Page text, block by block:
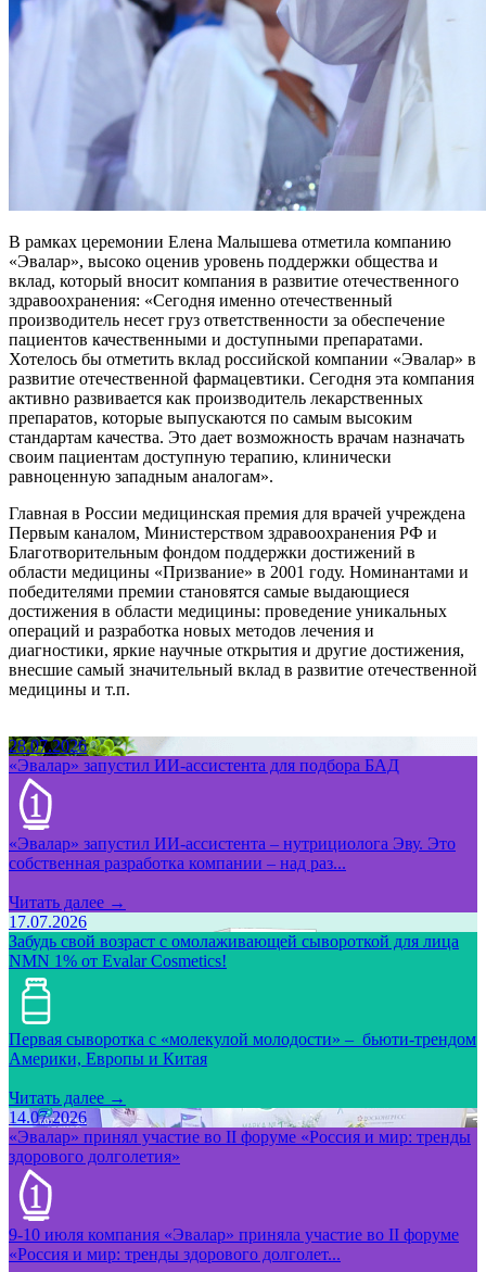
В рамках церемонии Елена Малышева отметила компанию
«Эвалар», высоко оценив уровень поддержки общества и
вклад, который вносит компания в развитие отечественного
здравоохранения: «Сегодня именно отечественный
производитель несет груз ответственности за обеспечение
пациентов качественными и доступными препаратами.
Хотелось бы отметить вклад российской компании «Эвалар» в
развитие отечественной фармацевтики. Сегодня эта компания
активно развивается как производитель лекарственных
препаратов, которые выпускаются по самым высоким
стандартам качества. Это дает возможность врачам назначать
своим пациентам доступную терапию, клинически
равноценную западным аналогам».
Главная в России медицинская премия для врачей учреждена
Первым каналом, Министерством здравоохранения РФ и
Благотворительным фондом поддержки достижений в
области медицины «Призвание» в 2001 году. Номинантами и
победителями премии становятся самые выдающиеся
достижения в области медицины: проведение уникальных
операций и разработка новых методов лечения и
диагностики, яркие научные открытия и другие достижения,
внесшие самый значительный вклад в развитие отечественной
медицины и т.п.
28.07.2026
«Эвалар» запустил ИИ-ассистента для подбора БАД
«Эвалар» запустил ИИ-ассистента – нутрициолога Эву. Это
собственная разработка компании – над раз...
Читать далее →
17.07.2026
Забудь свой возраст с омолаживающей сывороткой для лица
NMN 1% от Evalar Cosmetics!
Первая сыворотка с «молекулой молодости» – бьюти-трендом
Америки, Европы и Китая
Читать далее →
14.07.2026
«Эвалар» принял участие во II форуме «Россия и мир: тренды
здорового долголетия»
9-10 июля компания «Эвалар» приняла участие во II форуме
«Россия и мир: тренды здорового долголет...